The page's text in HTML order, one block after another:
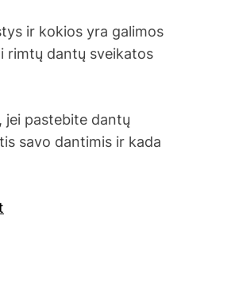
ir kokios yra galimos
rimtų dantų sveikatos
jei pastebite dantų
savo dantimis ir kada